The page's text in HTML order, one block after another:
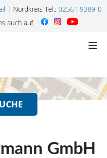
| Nordkreis Tel.: 02561 9389-0
auch auf
GmbH